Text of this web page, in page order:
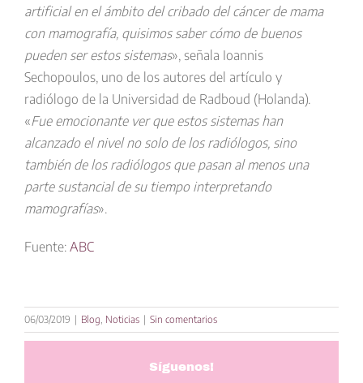
artificial en el ámbito del cribado del cáncer de mama
con mamografía, quisimos saber cómo de buenos
pueden ser estos sistemas», señala Ioannis
Sechopoulos, uno de los autores del artículo y
radiólogo de la Universidad de Radboud (Holanda).
«Fue emocionante ver que estos sistemas han
alcanzado el nivel no solo de los radiólogos, sino
también de los radiólogos que pasan al menos una
parte sustancial de su tiempo interpretando
mamografías».
Fuente: ABC
06/03/2019 | Blog, Noticias | Sin comentarios
Síguenos!